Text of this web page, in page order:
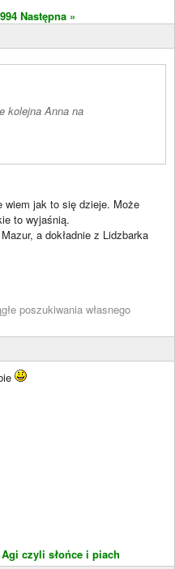
994 Następna »
kolejna Anna na
wiem jak to się dzieje. Może
to wyjaśnią.
a dokładnie z Lidzbarka
poszukiwania własnego
Agi czyli słońce i piach